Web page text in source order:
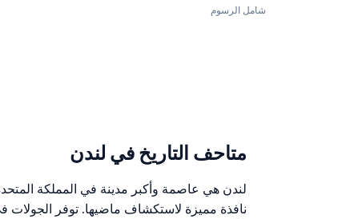
شامل الرسوم
متاحف التاريخ في لندن
لندن هي عاصمة وأكبر مدينة في المملكة
نافذة مميزة لاستكشاف ماضيها. توفر